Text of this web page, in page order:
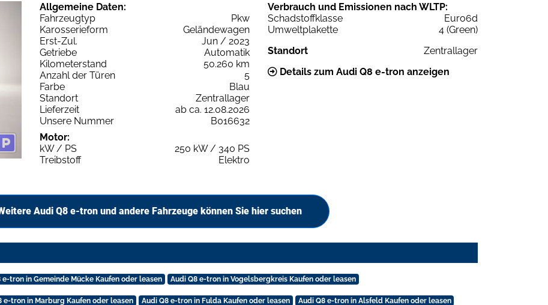
Allgemeine Daten:
Fahrzeugtyp
Pkw
Karosserieform
Geländewagen
Erst-Zul.
Jun / 2023
Getriebe
Automatik
Kilometerstand
50.260 km
Anzahl der Türen
5
Farbe
Blau
Standort
Zentrallager
Lieferzeit
ab ca. 12.08.2026
Unsere Nummer
B016632
Motor:
kW / PS
250 kW / 340 PS
Treibstoff
Elektro
Verbrauch und Emissionen nach WLTP:
Schadstoffklasse
Euro6d
Umweltplakette
4 (Green)
Standort
Zentrallager
Details zum Audi Q8 e-tron anzeigen
Audi Q8 e-tron und andere Fahrzeuge können Sie hier suchen
e-tron in Gemeinde Mücke Kaufen oder leasen Audi Q8 e-tron in Vogelsbergkreis Kaufen oder leasen
e-tron in Marburg Kaufen oder leasen Audi Q8 e-tron in Fulda Kaufen oder leasen Audi Q8 e-tron in Alsfeld Kaufen oder leasen